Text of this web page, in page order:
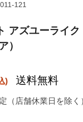
アズユーライク
）
送料無料
121
（店舗休業日を除く